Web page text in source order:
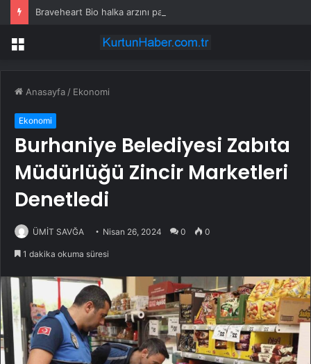
Menü
Anasayfa / Ekonomi
Ekonomi
Burhaniye Belediyesi Zabıta
Müdürlüğü Zincir Marketleri
Denetledi
ÜMİT SAVĞA Nisan 26, 2024 0 0
1 dakika okuma süresi